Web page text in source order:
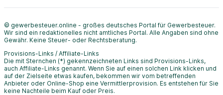
© gewerbesteuer.online - großes deutsches Portal für Gewerbesteuer.
Wir sind ein redaktionelles nicht amtliches Portal. Alle Angaben sind ohne
Gewähr. Keine Steuer- oder Rechtsberatung.
Provisions-Links / Affiliate-Links
Die mit Sternchen (*) gekennzeichneten Links sind Provisions-Links,
auch Affiliate-Links genannt. Wenn Sie auf einen solchen Link klicken und
auf der Zielseite etwas kaufen, bekommen wir vom betreffenden
Anbieter oder Online-Shop eine Vermittlerprovision. Es entstehen für Sie
keine Nachteile beim Kauf oder Preis.